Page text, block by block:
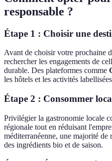
responsable ?
Étape 1 : Choisir une
Avant de choisir votre prochaine
rechercher les engagements de
durable. Des plateformes comme
les hôtels et les activités
Étape 2 : Consommer
Privilégier la gastronomie locale
régionale tout en réduisant
méditerranéenne, une majorité de
des ingrédients bio et de saison.